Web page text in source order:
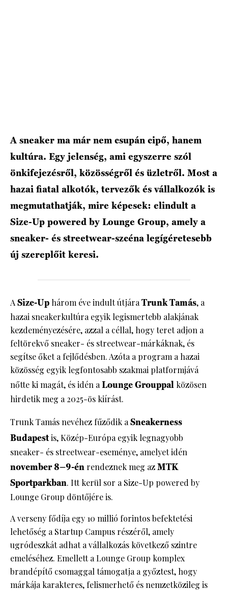
A sneaker ma már nem csupán cipő, hanem
kultúra. Egy jelenség, ami egyszerre szól
önkifejezésről, közösségről és üzletről. Most a
hazai fiatal alkotók, tervezők és vállalkozók is
megmutathatják, mire képesek: elindult a
Size-Up powered by Lounge Group, amely a
sneaker- és streetwear-szcéna legígéretesebb
új szereplőit keresi.
ASize-Up három éve indult útjáraTrunk Tamás, a
hazai sneakerkultúra egyik legismertebb alakjának
kezdeményezésére, azzal a céllal, hogy teret adjon a
feltörekvő sneaker- és streetwear-márkáknak, és
segítse őket a fejlődésben. Azóta a program a hazai
közösség egyik legfontosabb szakmai platformjává
nőtte ki magát, és idén aLounge Grouppal közösen
hirdetik meg a 2025-ös kiírást.
Trunk Tamás nevéhez fűződik aSneakerness
Budapestis, Közép-Európa egyik legnagyobb
sneaker- és streetwear-eseménye, amelyet idén
november 8–9-én rendeznek meg azMTK
Sportparkban. Itt kerül sor a Size-Up powered by
Lounge Group döntőjére is.
A verseny fődíja egy 10 millió forintos befektetési
lehetőség a Startup Campus részéről, amely
ugródeszkát adhat a vállalkozás következő szintre
emeléséhez. Emellett a Lounge Group komplex
brandépítő csomaggal támogatja a győztest, hogy
márkája karakteres, felismerhető és nemzetközileg is